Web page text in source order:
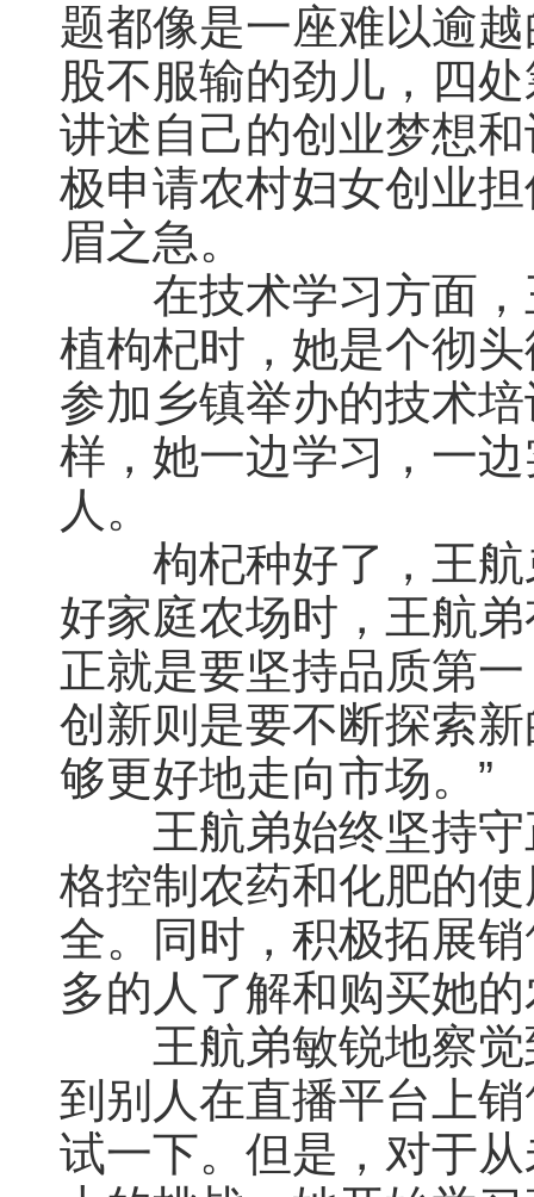
题都像是一座难以逾
股不服输的劲儿，四
讲述自己的创业梦想
极申请农村妇女创业
眉之急。
在技术学习方面，
植枸杞时，她是个彻
参加乡镇举办的技术
样，她一边学习，一
人。
枸杞种好了，王航
好家庭农场时，王航
正就是要坚持品质第
创新则是要不断探索
够更好地走向市场。”
王航弟始终坚持守
格控制农药和化肥的
全。同时，积极拓展
多的人了解和购买她
王航弟敏锐地察觉
到别人在直播平台上
试一下。但是，对于